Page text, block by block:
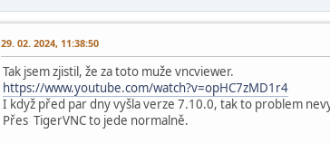
29. 02. 2024, 11:38:50
Tak jsem zjistil, že za toto muže vncviewer.
https://www.youtube.com/watch?v=opHC7zMD1r4
I když před par dny vyšla verze 7.10.0, tak to problem
Přes TigerVNC to jede normalně.